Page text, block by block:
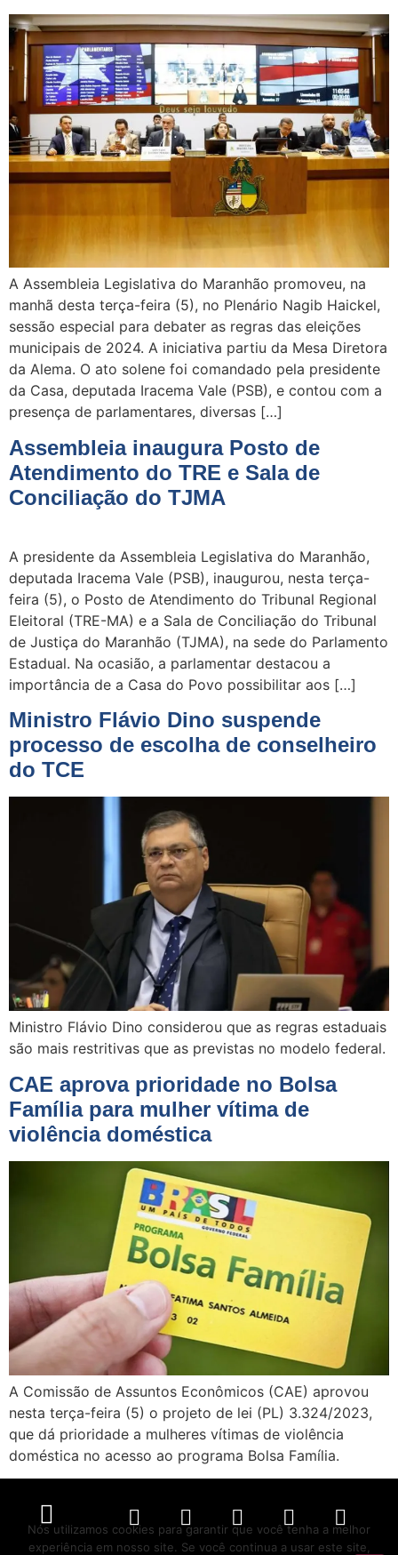
A Assembleia Legislativa do Maranhão promoveu, na
manhã desta terça-feira (5), no Plenário Nagib Haickel,
sessão especial para debater as regras das eleições
municipais de 2024. A iniciativa partiu da Mesa Diretora
da Alema. O ato solene foi comandado pela presidente
da Casa, deputada Iracema Vale (PSB), e contou com a
presença de parlamentares, diversas […]
Assembleia inaugura Posto de
Atendimento do TRE e Sala de
Conciliação do TJMA
A presidente da Assembleia Legislativa do Maranhão,
deputada Iracema Vale (PSB), inaugurou, nesta terça-
feira (5), o Posto de Atendimento do Tribunal Regional
Eleitoral (TRE-MA) e a Sala de Conciliação do Tribunal
de Justiça do Maranhão (TJMA), na sede do Parlamento
Estadual. Na ocasião, a parlamentar destacou a
importância de a Casa do Povo possibilitar aos […]
Ministro Flávio Dino suspende
processo de escolha de conselheiro
do TCE
Ministro Flávio Dino considerou que as regras estaduais
são mais restritivas que as previstas no modelo federal.
CAE aprova prioridade no Bolsa
Família para mulher vítima de
violência doméstica
A Comissão de Assuntos Econômicos (CAE) aprovou
nesta terça-feira (5) o projeto de lei (PL) 3.324/2023,
que dá prioridade a mulheres vítimas de violência
doméstica no acesso ao programa Bolsa Família.
Nós utilizamos cookies para garantir que você tenha a melhor
experiência em nosso site. Se você continua a usar este site,